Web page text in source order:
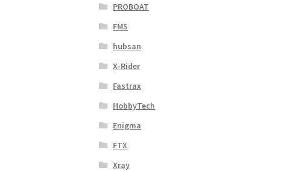
PROBOAT
FMS
hubsan
X-Rider
Fastrax
HobbyTech
Enigma
FTX
Xray